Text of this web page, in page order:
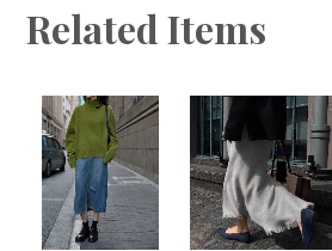
Related Items